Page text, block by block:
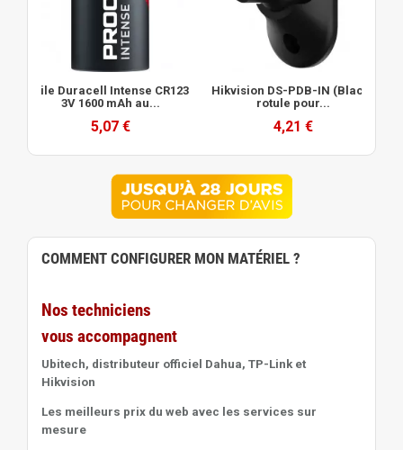
Pile Duracell Intense CR123
3V 1600 mAh au...
5,07 €
Hikvision DS-PDB-IN (Black)
rotule pour...
4,21 €
COMMENT CONFIGURER MON MATÉRIEL ?
Nos techniciens
vous accompagnent
Ubitech, distributeur officiel Dahua, TP-Link et
Hikvision
Les meilleurs prix du web avec les services sur
mesure